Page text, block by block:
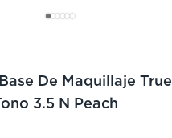
De Maquillaje True
3.5 N Peach